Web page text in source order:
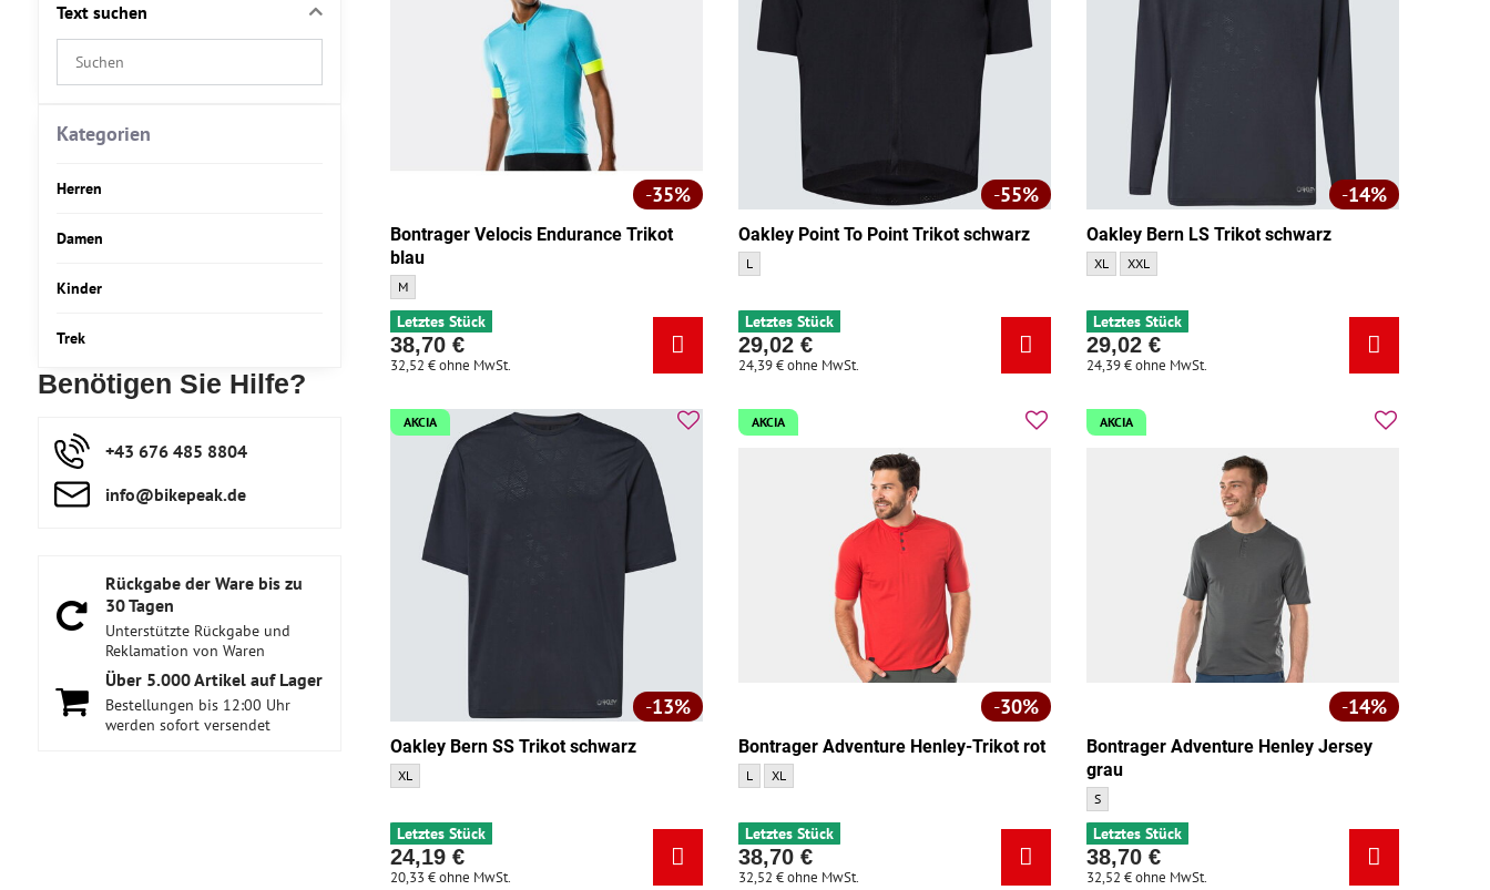
35%
Bontrager Velocis Endurance Trikot
blau
Bontrager Velocis Endurance Trikot blau - Größe:
M
Letztes Stück
38,70 €
32,52 €ohne MwSt.
55%
Oakley Point To Point Trikot schwarz
Oakley Point To Point Trikot schwarz - Größe:
L
Letztes Stück
29,02 €
24,39 €ohne MwSt.
14%
Oakley Bern LS Trikot schwarz
Oakley Bern LS Trikot schwarz - Größe:
XL Oakley Bern LS Trikot schwarz - Größe:
XXL
Letztes Stück
29,02 €
24,39 €ohne MwSt.
13%
AKCIA
Oakley Bern SS Trikot schwarz
Oakley Bern SS Trikot schwarz - Größe:
XL
Letztes Stück
24,19 €
20,33 €ohne MwSt.
30%
AKCIA
Bontrager Adventure Henley-Trikot rot
Bontrager Adventure Henley-Trikot rot - Größe:
L Bontrager Adventure Henley-Trikot rot - Größe:
XL
Letztes Stück
38,70 €
32,52 €ohne MwSt.
14%
AKCIA
Bontrager Adventure Henley Jersey
grau
Bontrager Adventure Henley Jersey grau - Größe:
S
Letztes Stück
38,70 €
32,52 €ohne MwSt.
Text suchen
Suchfilterergebnisse
Benötigen Sie Hilfe?
+43 676 485 8804
info​@bikepeak​.de
Rückgabe der Ware bis zu
30 Tagen
Unterstützte Rückgabe und
Reklamation von Waren
Über 5​.000 Artikel auf Lager
Bestellungen bis 12:00 Uhr
werden sofort versendet
Kategorien
Herren
Damen
Kinder
Trek